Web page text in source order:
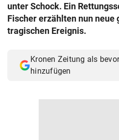
unter Schock. Ein
Fischer erzählten nun neue
tragischen Ereignis.
Kronen Zeitung als
hinzufügen